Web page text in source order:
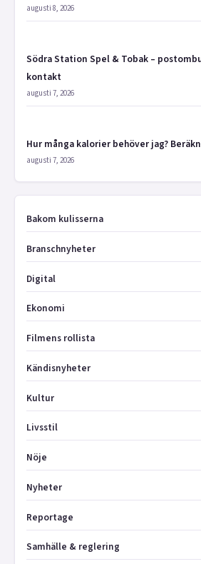
augusti 8, 2026
Södra Station Spel & Tobak –
kontakt
augusti 7, 2026
Hur många kalorier behöver jag?
augusti 7, 2026
Bakom kulisserna
Branschnyheter
Digital
Ekonomi
Filmens rollista
Kändisnyheter
Kultur
Livsstil
Nöje
Nyheter
Reportage
Samhälle & reglering